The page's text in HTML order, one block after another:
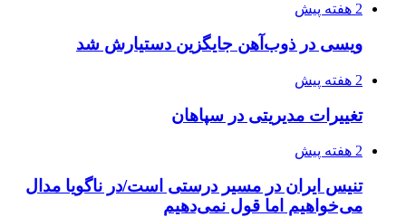
2 هفته پیش
ویسی در ذوب‌آهن جایگزین دستیارش شد
2 هفته پیش
تغییرات مدیریتی در سپاهان
2 هفته پیش
تنیس ایران در مسیر درستی است/در ناگویا مدال
می‌خواهیم اما قول نمی‌دهیم